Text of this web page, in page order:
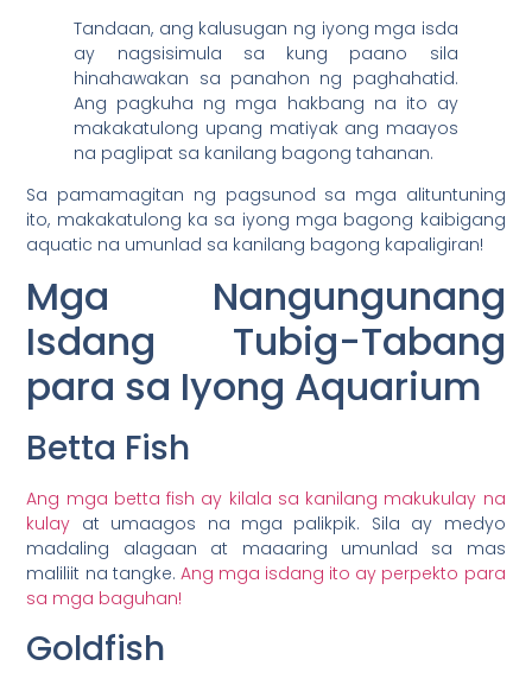
Tandaan, ang kalusugan ng iyong mga isda
ay nagsisimula sa kung paano sila
hinahawakan sa panahon ng paghahatid.
Ang pagkuha ng mga hakbang na ito ay
makakatulong upang matiyak ang maayos
na paglipat sa kanilang bagong tahanan.
Sa pamamagitan ng pagsunod sa mga alituntuning
ito, makakatulong ka sa iyong mga bagong kaibigang
aquatic na umunlad sa kanilang bagong kapaligiran!
Mga Nangungunang
Isdang Tubig-Tabang
para sa Iyong Aquarium
Betta Fish
Ang mga betta fish ay kilala sa kanilang makukulay na
kulay at umaagos na mga palikpik. Sila ay medyo
madaling alagaan at maaaring umunlad sa mas
maliliit na tangke. Ang mga isdang ito ay perpekto para
sa mga baguhan!
Goldfish